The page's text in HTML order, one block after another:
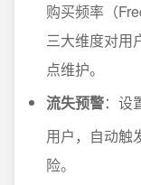
购买频率（
三大维度对用
点维护。
流失预警：设
用户，自动触
险。